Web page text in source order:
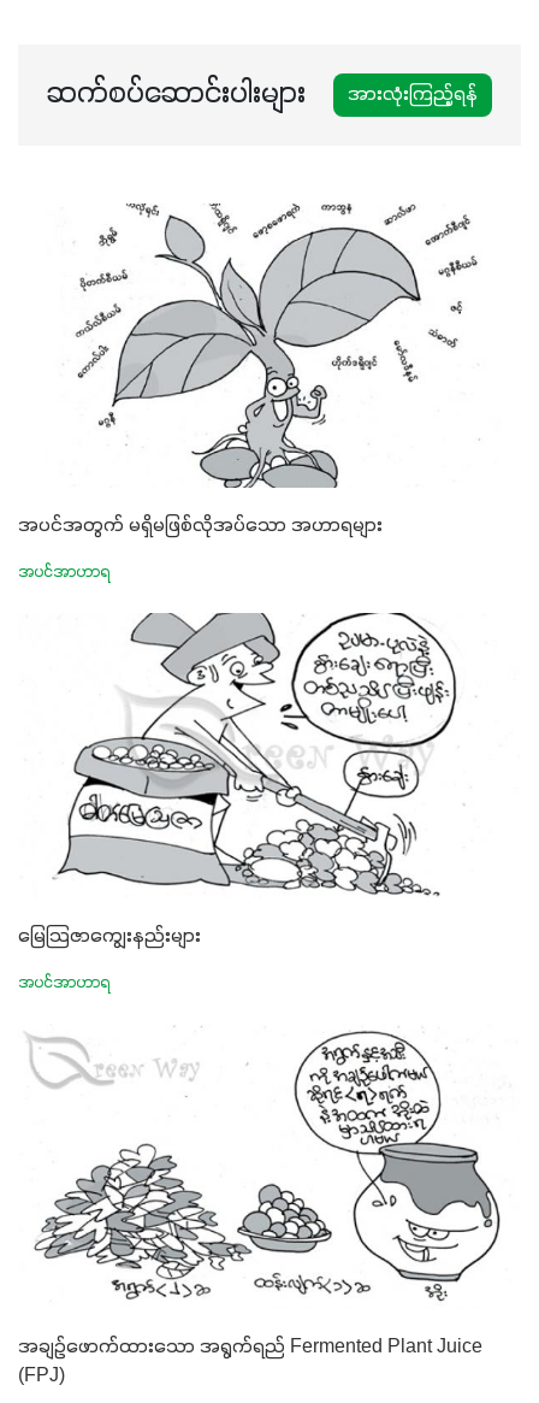
ဆက်စပ်ဆောင်းပါးများ အားလုံးကြည့်ရန်
အပင်အတွက် မရှိမဖြစ်လိုအပ်သော အဟာရများ
အပင်အာဟာရ
မြေသြဇာကျွေးနည်းများ
အပင်အာဟာရ
အချဉ်ဖောက်ထားသော အရွက်ရည် Fermented Plant Juice
(FPJ)